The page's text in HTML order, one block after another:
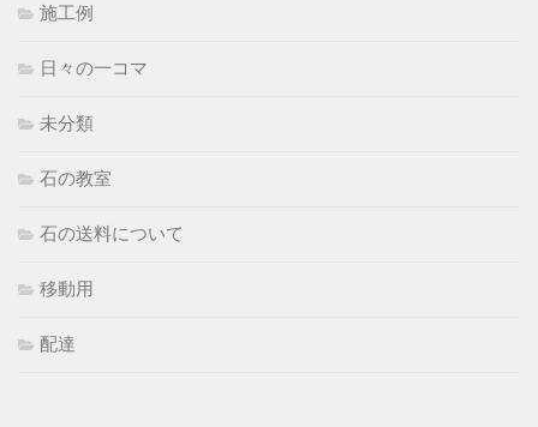
施工例
日々の一コマ
未分類
石の教室
石の送料について
移動用
配達